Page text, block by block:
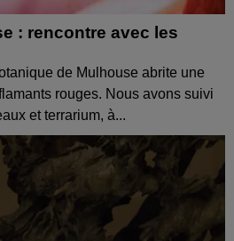
: rencontre avec les
de Mulhouse abrite une
rouges. Nous avons suivi
et terrarium, à...